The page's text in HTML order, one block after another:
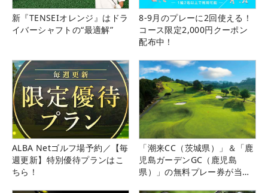
新『TENSEIオレンジ』はドラ
イバーシャフトの“最適解”
8-9月のプレーに2回使える！
コース限定2,000円クーポン
配布中！
ALBA Netゴルフ場予約／【毎
週更新】特別優待プランはこ
ちら！
「潮来CC（茨城県）」＆「鹿
児島ガーデンGC（鹿児島
県）」の無料プレー券が当た